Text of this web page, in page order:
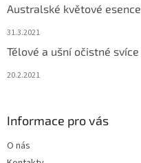
Australské květové esence
31.3.2021
Tělové a ušní očistné svíce
20.2.2021
Informace pro vás
O nás